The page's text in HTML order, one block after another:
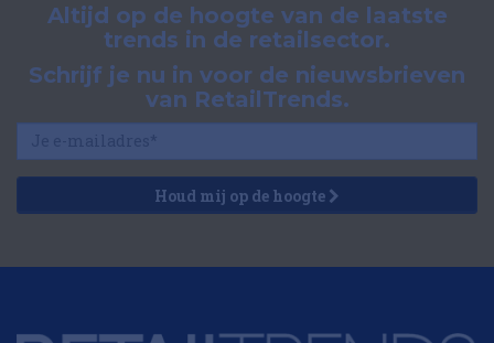
Altijd op de hoogte van de laatste
trends in de retailsector.
Schrijf je nu in voor de nieuwsbrieven
van RetailTrends.
Houd mij op de hoogte